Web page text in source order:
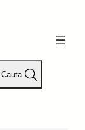
Cauta